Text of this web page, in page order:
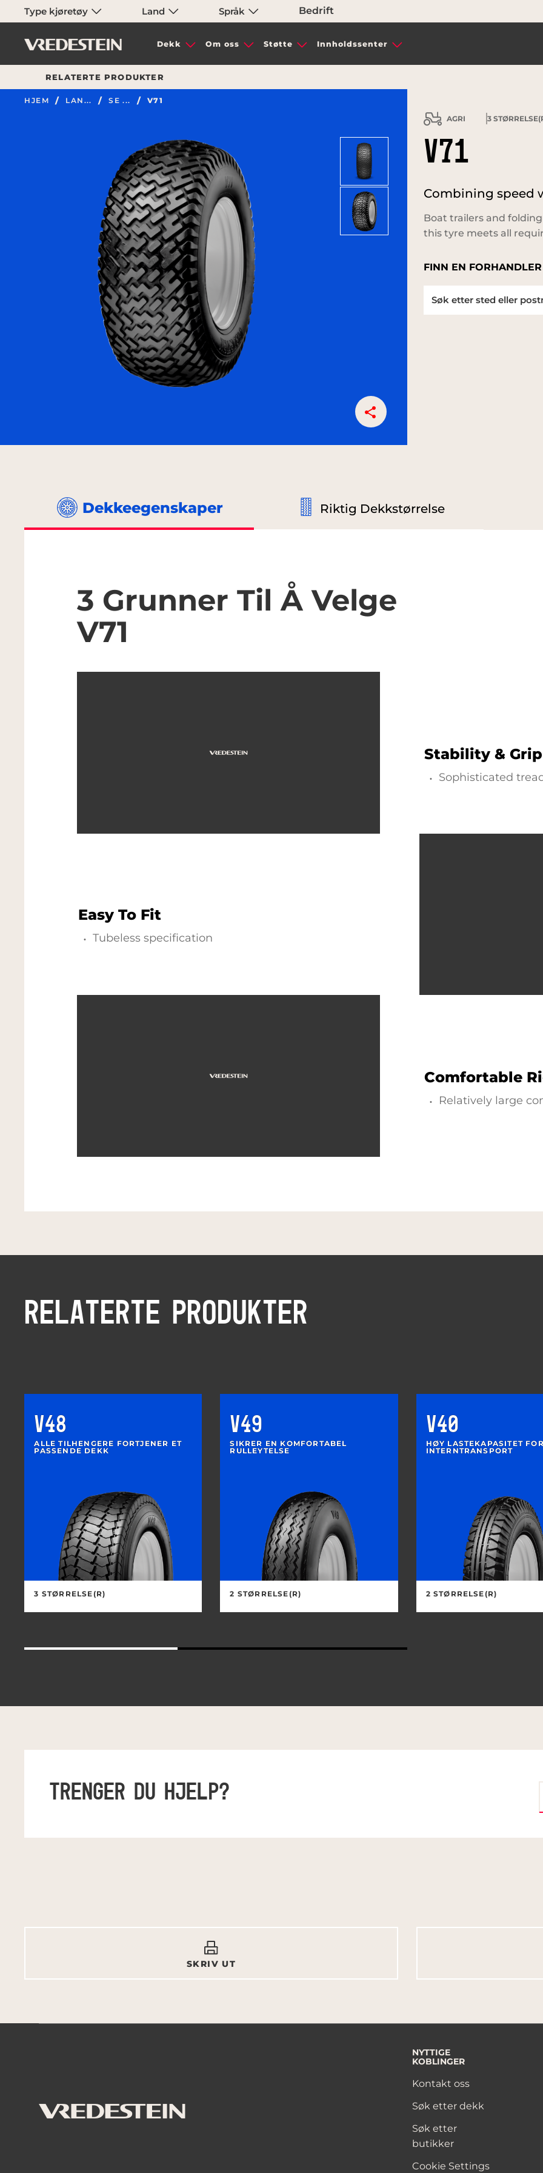
Type kjøretøy Land Språk Bedrift
Dekk Om oss Støtte Innholdssenter
RELATERTE PRODUKTER
HJEM LAN... SE ... V71
AGRI 3
V71
Combining speed
Boat trailers and
this tyre meets all
FINN EN
Dekkeegenskaper Riktig Dekkstørrelse
3 Grunner Til Å Velge
V71
Stability & Grip
Sophisticated
Easy To Fit
Tubeless specification
Comfortable
Relatively large
RELATERTE PRODUKTER
V48
ALLE TILHENGERE FORTJENER ET
PASSENDE DEKK
3 STØRRELSE(R)
V49
SIKRER EN KOMFORTABEL
RULLEYTELSE
2 STØRRELSE(R)
V40
HØY LASTEKAPASITET
INTERNTRANSPORT
2 STØRRELSE(R)
TRENGER DU HJELP?
SKRIV UT
NYTTIGE
KOBLINGER
Kontakt oss
Søk etter dekk
Søk etter
butikker
Cookie Settings